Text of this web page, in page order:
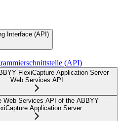
Interface (API)
(API)
FlexiCapture Application Server
Web Services API
Web Services API of the ABBYY
Application Server